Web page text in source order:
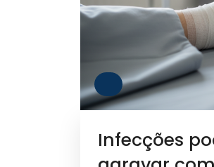
Infecções